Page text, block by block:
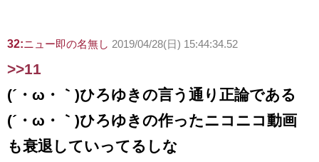
32:ニュー即の名無し 2019/04/28(日) 15:44:34.52
>>11
(´・ω・｀)ひろゆきの言う通り正論である
(´・ω・｀)ひろゆきの作ったニコニコ動画
も衰退していってるしな